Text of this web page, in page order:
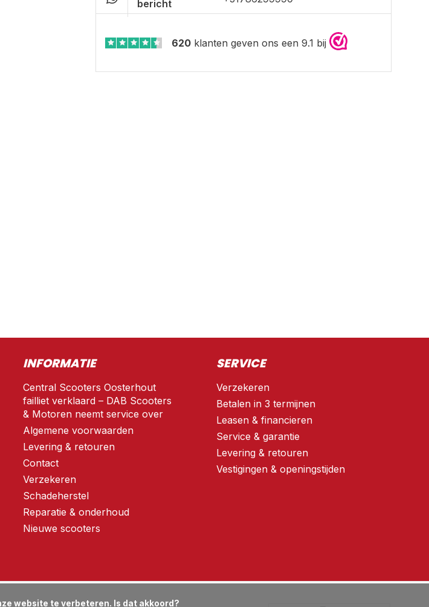
bericht
620 klanten geven ons een 9.1 bij
INFORMATIE
Central Scooters Oosterhout
failliet verklaard – DAB Scooters
& Motoren neemt service over
Algemene voorwaarden
Levering & retouren
Contact
Verzekeren
Schadeherstel
Reparatie & onderhoud
Nieuwe scooters
SERVICE
Verzekeren
Betalen in 3 termijnen
Leasen & financieren
Service & garantie
Levering & retouren
Vestigingen & openingstijden